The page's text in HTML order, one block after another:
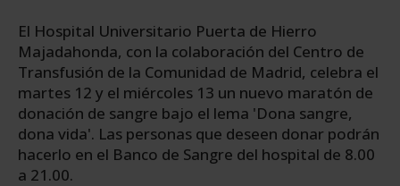
El Hospital Universitario Puerta de Hierro
Majadahonda, con la colaboración del Centro de
Transfusión de la Comunidad de Madrid, celebra el
martes 12 y el miércoles 13 un nuevo maratón de
donación de sangre bajo el lema 'Dona sangre,
dona vida'. Las personas que deseen donar podrán
hacerlo en el Banco de Sangre del hospital de 8.00
a 21.00.